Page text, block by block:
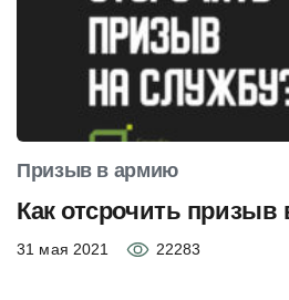
Призыв в армию
Как отсрочить
31 мая 2021 22283